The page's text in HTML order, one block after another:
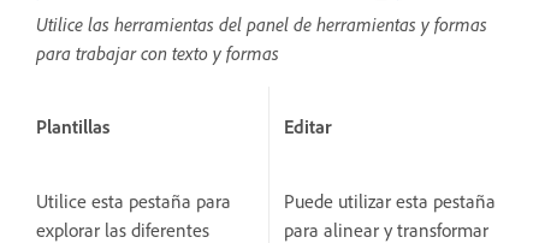
Utilice las herramientas del panel de herramientas y formas
para trabajar con texto y formas
Plantillas
Utilice esta pestaña para
explorar las diferentes
Editar
Puede utilizar esta pestaña
para alinear y transformar